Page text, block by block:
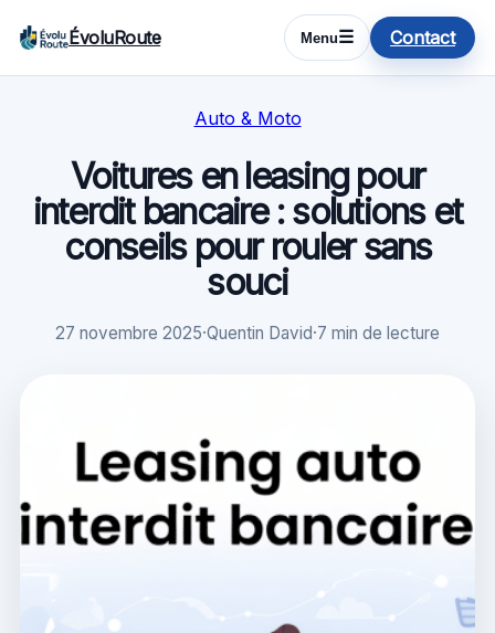
ÉvoluRoute Menu☰ Contact
Auto & Moto
Voitures en leasing pour
interdit bancaire : solutions et
conseils pour rouler sans
souci
27 novembre 2025·Quentin David·7 min de lecture